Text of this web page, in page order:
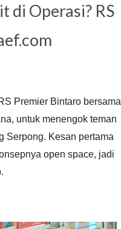
di Operasi? RS
Premier Bintaro bersama
untuk menengok teman
Serpong. Kesan pertama
open space, jadi